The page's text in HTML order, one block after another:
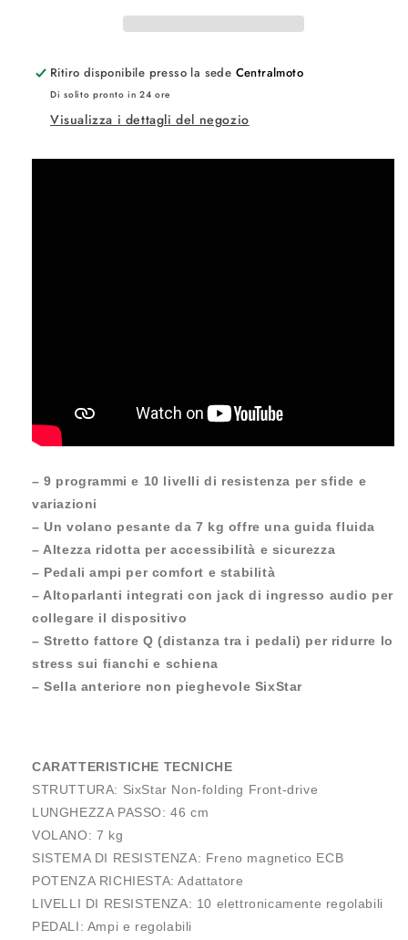
Ritiro disponibile presso la sede Centralmoto
Di solito pronto in 24 ore
Visualizza i dettagli del negozio
– 9 programmi e 10 livelli di resistenza per sfide e
variazioni
– Un volano pesante da 7 kg offre una guida fluida
– Altezza ridotta per accessibilità e sicurezza
– Pedali ampi per comfort e stabilità
– Altoparlanti integrati con jack di ingresso audio per
collegare il dispositivo
– Stretto fattore Q (distanza tra i pedali) per ridurre lo
stress sui fianchi e schiena
– Sella anteriore non pieghevole SixStar
CARATTERISTICHE TECNICHE
STRUTTURA: SixStar Non-folding Front-drive
LUNGHEZZA PASSO: 46 cm
VOLANO: 7 kg
SISTEMA DI RESISTENZA: Freno magnetico ECB
POTENZA RICHIESTA: Adattatore
LIVELLI DI RESISTENZA: 10 elettronicamente regolabili
PEDALI: Ampi e regolabili